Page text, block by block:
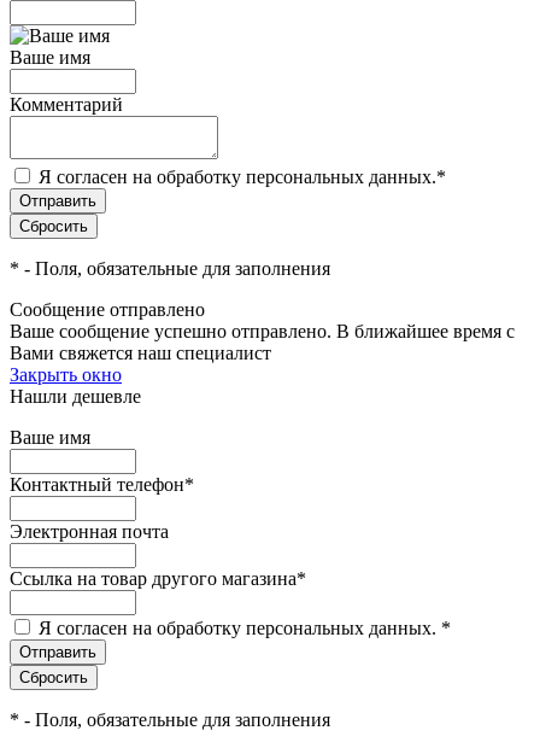
Ваше имя
Комментарий
Я согласен на обработку персональных данных.*
* - Поля, обязательные для заполнения
Сообщение отправлено
Ваше сообщение успешно отправлено. В ближайшее время с
Вами свяжется наш специалист
Закрыть окно
Нашли дешевле
Ваше имя
Контактный телефон*
Электронная почта
Ссылка на товар другого магазина*
Я согласен на обработку персональных данных. *
* - Поля, обязательные для заполнения